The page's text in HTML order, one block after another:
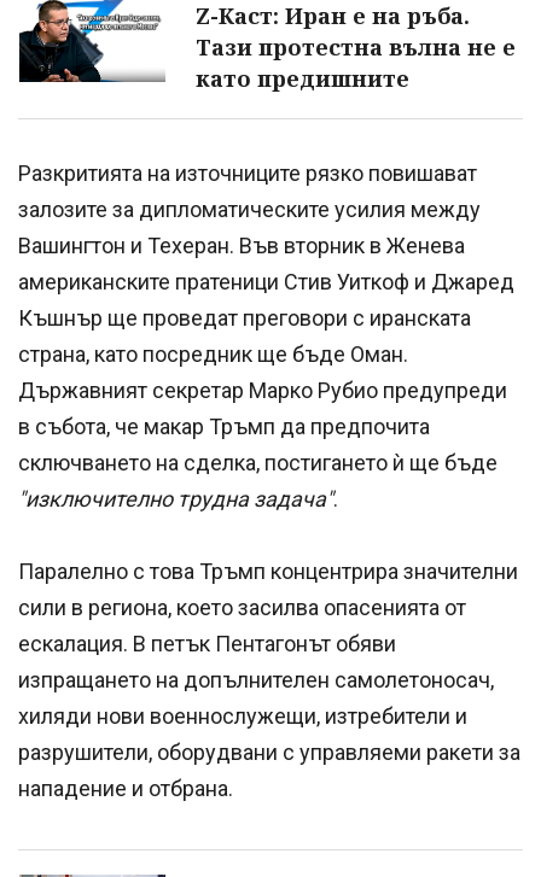
Z-Каст: Иран е на ръба.
Тази протестна вълна не е
като предишните
Разкритията на източниците рязко повишават
залозите за дипломатическите усилия между
Вашингтон и Техеран. Във вторник в Женева
американските пратеници Стив Уиткоф и Джаред
Къшнър ще проведат преговори с иранската
страна, като посредник ще бъде Оман.
Държавният секретар Марко Рубио предупреди
в събота, че макар Тръмп да предпочита
сключването на сделка, постигането ѝ ще бъде
"изключително трудна задача".
Паралелно с това Тръмп концентрира значителни
сили в региона, което засилва опасенията от
ескалация. В петък Пентагонът обяви
изпращането на допълнителен самолетоносач,
хиляди нови военнослужещи, изтребители и
разрушители, оборудвани с управляеми ракети за
нападение и отбрана.